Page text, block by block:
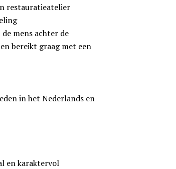
restauratieatelier
mens achter de
bereikt graag met een
in het Nederlands en
en karaktervol